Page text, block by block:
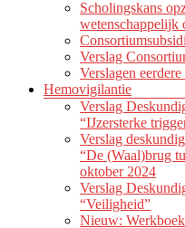
Scholingskans
wetenschappelijk
Verslag
Verslagen
Hemovigilantie
Verslag
“IJzersterke
Verslag
“De (Waal)brug
oktober 2024
Verslag
“Veiligheid”
Nieuw: